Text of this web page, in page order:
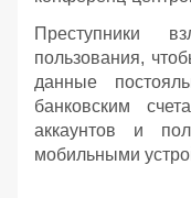
Преступники
пользования,
данные
банковским
аккаунтов и
мобильными